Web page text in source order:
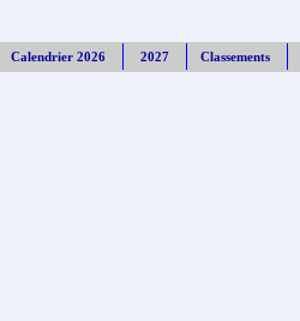
Calendrier 2026 2027 Classements